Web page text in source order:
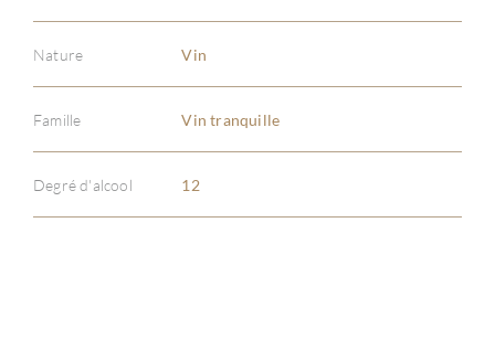
Nature Vin
Famille Vin tranquille
Degré d'alcool 12